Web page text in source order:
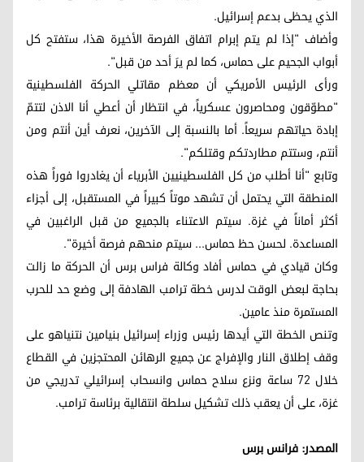
الذي يحظى بدعم إسرائيل.
وأضاف "إذا لم يتم إبرام اتفاق الفرصة الأخيرة هذا، ستفتح كل
أبواب الجحيم على حماس، كما لم يرَ أحد من قبل".
ورأى الرئيس الأمريكي أن معظم مقاتلي الحركة الفلسطينية
"مطوّقون ومحاصرون عسكرياً، في انتظار أن أعطي أنا الاذن لتتمّ
إبادة حياتهم سريعاً. أما بالنسبة إلى الآخرين، نعرف أين أنتم ومن
أنتم، وستتم مطاردتكم وقتلكم".
وتابع "أنا أطلب من كل الفلسطينيين الأبرياء أن يغادروا فوراً هذه
المنطقة التي يحتمل أن تشهد موتاً كبيراً في المستقبل، إلى أجزاء
أكثر أماناً في غزة. سيتم الاعتناء بالجميع من قبل الراغبين في
المساعدة. لحسن حظ حماس... سيتم منحهم فرصة أخيرة".
وكان قيادي في حماس أفاد وكالة فراس برس أن الحركة ما زالت
بحاجة لبعض الوقت لدرس خطة ترامب الهادفة إلى وضع حد للحرب
المستمرة منذ عامين.
وتنص الخطة التي أيدها رئيس وزراء إسرائيل بنيامين نتنياهو على
وقف إطلاق النار والإفراج عن جميع الرهائن المحتجزين في القطاع
خلال 72 ساعة ونزع سلاح حماس وانسحاب إسرائيلي تدريجي من
غزة، على أن يعقب ذلك تشكيل سلطة انتقالية برئاسة ترامب.
المصدر: فرانس برس